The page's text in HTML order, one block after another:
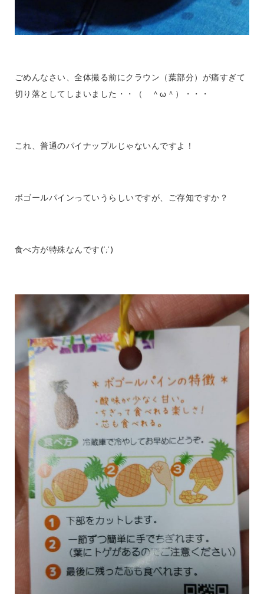
ごめんなさい、全体撮る前にクラウン（葉部分）が痛すぎて
切り落としてしまいました・・（ ＾ω＾）・・・
これ、普通のパイナップルじゃないんですよ！
ボゴールパインっていうらしいですが、ご存知ですか？
食べ方が特殊なんです(‘;’)